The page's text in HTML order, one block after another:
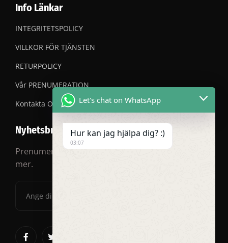
Info Länkar
INTEGRITETSPOLICY
VILLKOR FÖR TJÄNSTEN
RETURPOLICY
Vår PRENUMERATION
Kontakta OSS
Nyhetsbrev
Prenumerera på vårt nyhetsbrev för rabatter och
mer.
Let's chat on WhatsApp
Hur kan jag hjälpa dig? :)
03:07